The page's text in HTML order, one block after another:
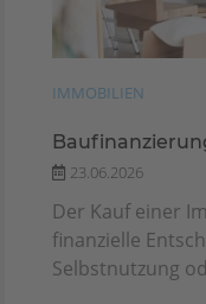
IMMOBILIEN
23.06.2026
Der Kauf einer
finanzielle
Selbstnutzung